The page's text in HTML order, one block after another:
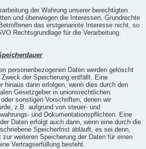
der Wahrung unserer berechtigten
und überwiegen die Interessen, Grundrechte
das erstgenannte Interesse nicht, so
Rechtsgrundlage für die Verarbeitung.
personenbezogenen Daten werden gelöscht
der Speicherung entfällt. Eine
hinaus dann erfolgen, wenn dies durch den
Gesetzgeber in unionsrechtlichen
sonstigen Vorschriften, denen wir
z.B. aufgrund von steuer- und
und Dokumentationspflichten. Eine
Daten erfolgt auch dann, wenn eine durch die
Speicherfrist abläuft, es sei denn,
weiteren Speicherung der Daten für einen
Vertragserfüllung besteht.